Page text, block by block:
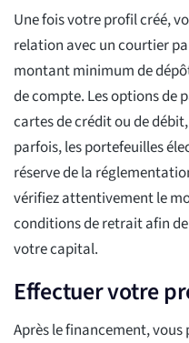
Une fois votre profil créé,
relation avec un courtier
montant minimum de
de compte. Les options de
cartes de crédit ou de
parfois, les portefeuilles
réserve de la
vérifiez attentivement le
conditions de retrait afin
votre capital.
Effectuer votre
Après le financement,